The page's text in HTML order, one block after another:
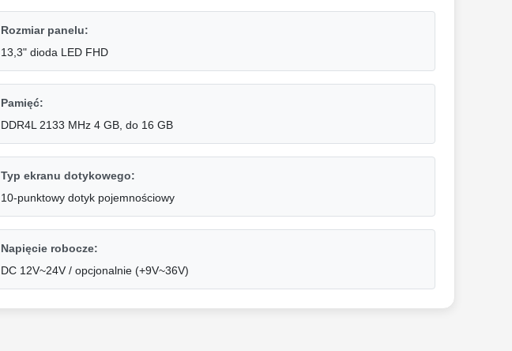
Rozmiar panelu:
13,3" dioda LED FHD
Pamięć:
DDR4L 2133 MHz 4 GB, do 16 GB
Typ ekranu dotykowego:
10-punktowy dotyk pojemnościowy
Napięcie robocze:
DC 12V~24V / opcjonalnie (+9V~36V)